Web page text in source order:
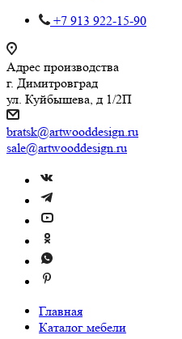
+7 913 922-15-90
Адрес производства
г. Димитровград
ул. Куйбышева, д 1/2П
bratsk@artwooddesign.ru
sale@artwooddesign.ru
Главная
Каталог мебели